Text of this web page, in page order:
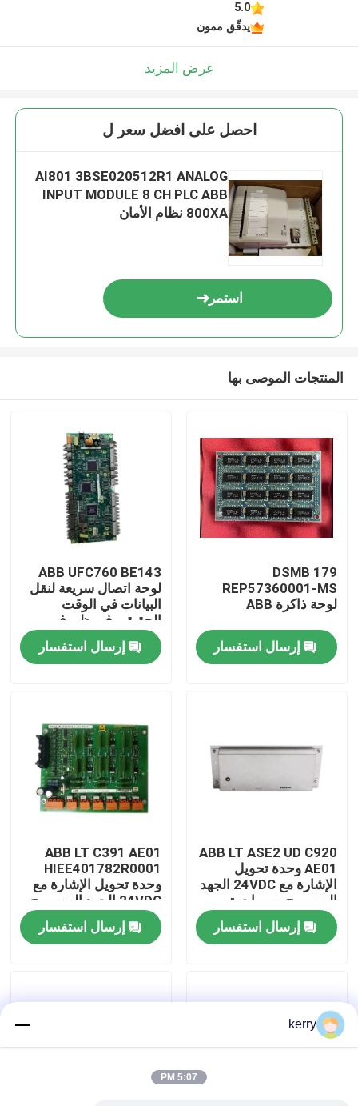
المنزل
فيديوهات
معلومات عنا
جولة في المعمل
رقابة جودة
اتصل بنا
اطلب اقتباس
5.0
يدقّق ممون
عرض المزيد
احصل على افضل سعر ل
AI801 3BSE020512R1 ANALOG
INPUT MODULE 8 CH PLC ABB
800XA نظام الأمان
استمر
المنتجات الموصى بها
DSMB 179
REP57360001-MS
لوحة ذاكرة ABB
إرسال استفسار
ABB UFC760 BE143
لوحة اتصال سريعة لنقل
البيانات في الوقت
الحقيقي في ظروف
مصنع قاسية مع سهولة
التثبيتإرسال استفسار
ABB LT ASE2 UD C920
AE01 وحدة تحويل
الإشارة مع 24VDC الجهد
المسموح به وواجهة
طاقة مستقرة لسهولة
التثبيتإرسال استفسار
ABB LT C391 AE01
HIEE401782R0001
وحدة تحويل الإشارة مع
24VDC الجهد المسموح
به وأجزاء صناعية دائمة
لتحويل الإشارة بدقة
إرسال استفسار
kerry
5:07 PM